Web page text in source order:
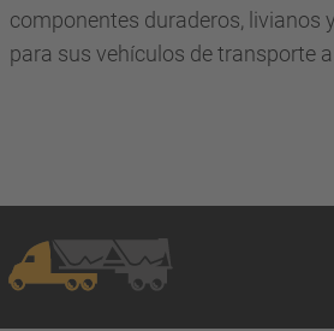
componentes duraderos, livianos
para sus vehículos de transporte a